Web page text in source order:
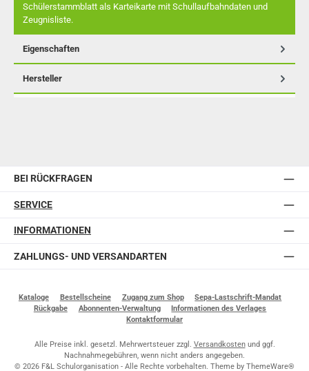
Schülerstammblatt als Karteikarte mit Schullaufbahndaten und
Zeugnisliste.
Eigenschaften
Hersteller
BEI RÜCKFRAGEN
SERVICE
INFORMATIONEN
ZAHLUNGS- UND VERSANDARTEN
Kataloge Bestellscheine Zugang zum Shop
Sepa-Lastschrift-Mandat
Rückgabe
Abonnenten-Verwaltung
Informationen des Verlages
Kontaktformular
Alle Preise inkl. gesetzl. Mehrwertsteuer zzgl. Versandkostenund ggf.
Nachnahmegebühren, wenn nicht anders angegeben.
© 2026 F&L Schulorganisation - Alle Rechte vorbehalten. Theme by ThemeWare®